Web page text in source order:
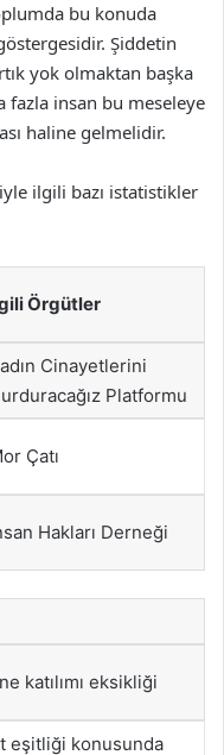
bu konuda
Şiddetin
yok olmaktan başka
fazla insan bu meseleye
haline gelmelidir.
ilgili bazı istatistikler
Örgütler
Cinayetlerini
Platformu
Çatı
Hakları Derneği
katılımı eksikliği
eşitliği konusunda